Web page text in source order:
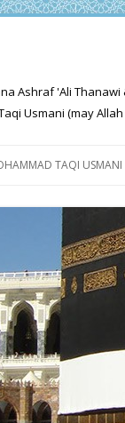
Ashraf 'Ali
Usmani (may
TAQI USMANI